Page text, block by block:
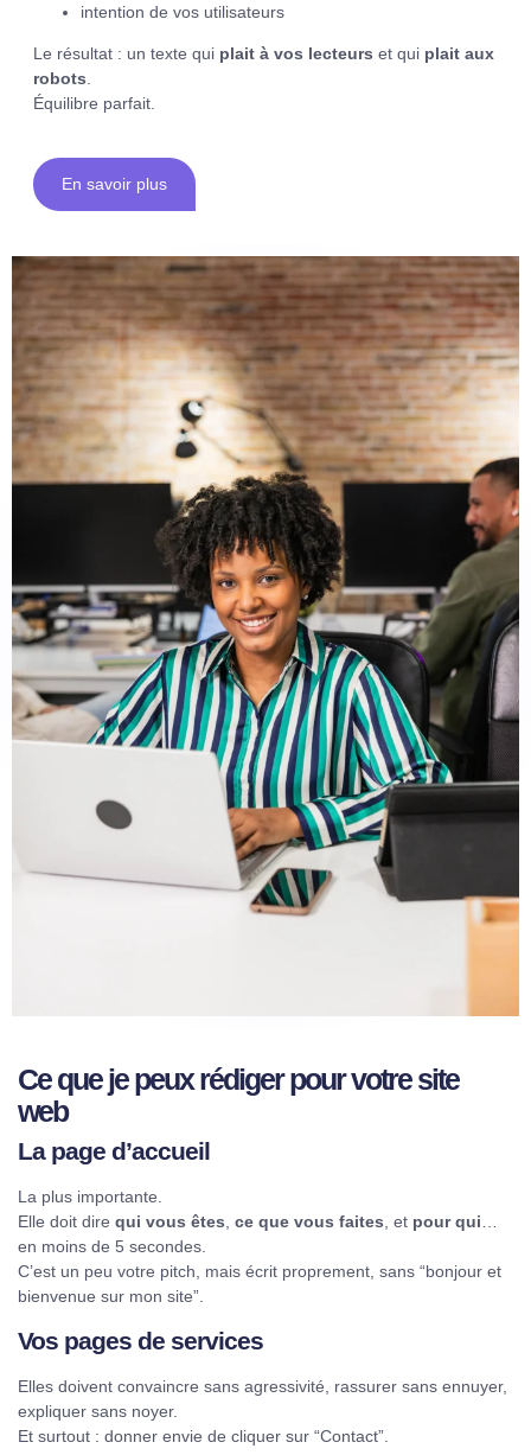
intention de vos utilisateurs
Le résultat : un texte qui plait à vos lecteurs et qui plait aux
robots.
Équilibre parfait.
En savoir plus
Ce que je peux rédiger pour votre site
web
La page d’accueil
La plus importante.
Elle doit dire qui vous êtes, ce que vous faites, et pour qui…
en moins de 5 secondes.
C’est un peu votre pitch, mais écrit proprement, sans “bonjour et
bienvenue sur mon site”.
Vos pages de services
Elles doivent convaincre sans agressivité, rassurer sans ennuyer,
expliquer sans noyer.
Et surtout : donner envie de cliquer sur “Contact”.